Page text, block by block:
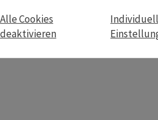
Alle Cookies
deaktivieren